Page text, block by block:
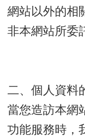
網站以外的相
非本網站所委
二、個人資料
當您造訪本網
功能服務時，